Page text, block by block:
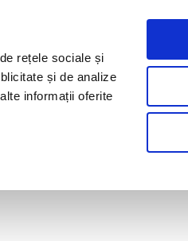
rețele sociale și
și de analize
informații oferite